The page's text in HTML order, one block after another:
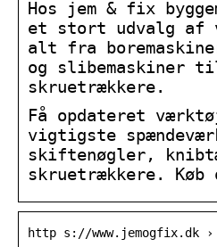
Hos jem & fix
et stort udvalg af
alt fra
og slibemaskiner
skruetrækkere.
Få opdateret
vigtigste
skiftenøgler,
skruetrækkere. Køb
http s://www.jemogfix.dk